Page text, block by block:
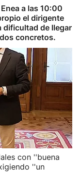
a las 10:00
el dirigente
dificultad de llegar
concretos.
con ''buena
''un